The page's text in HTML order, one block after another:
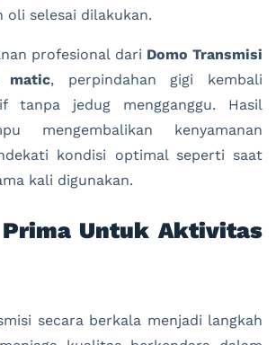
oli selesai dilakukan.
profesional dari Domo Transmisi
matic, perpindahan gigi kembali
tanpa jedug mengganggu. Hasil
mengembalikan kenyamanan
kondisi optimal seperti saat
kali digunakan.
Untuk Aktivitas
secara berkala menjadi langkah